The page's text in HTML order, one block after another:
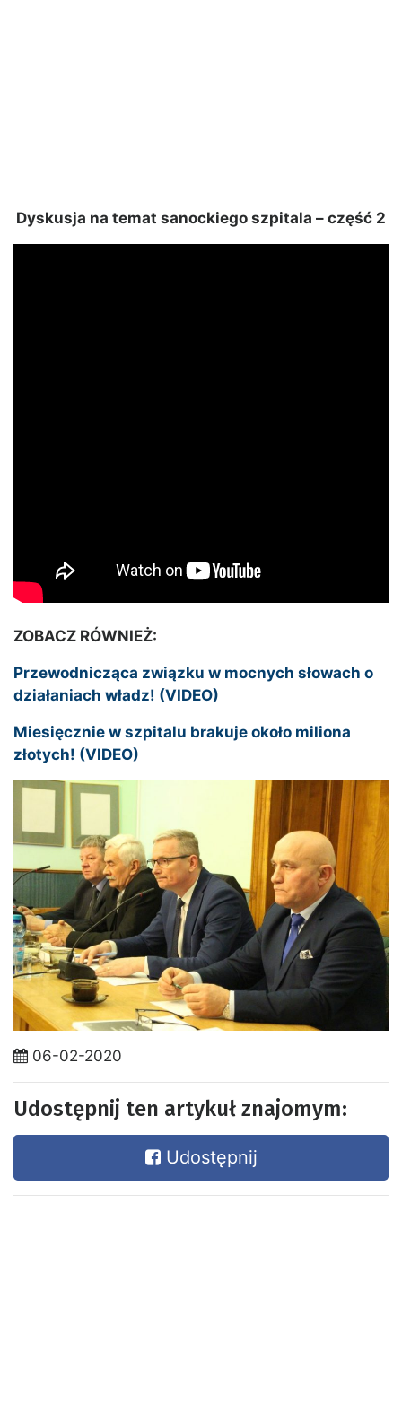
Dyskusja na temat sanockiego szpitala – część 2
ZOBACZ RÓWNIEŻ:
Przewodnicząca związku w mocnych słowach o
działaniach władz! (VIDEO)
Miesięcznie w szpitalu brakuje około miliona
złotych! (VIDEO)
06-02-2020
Udostępnij ten artykuł znajomym:
Udostępnij